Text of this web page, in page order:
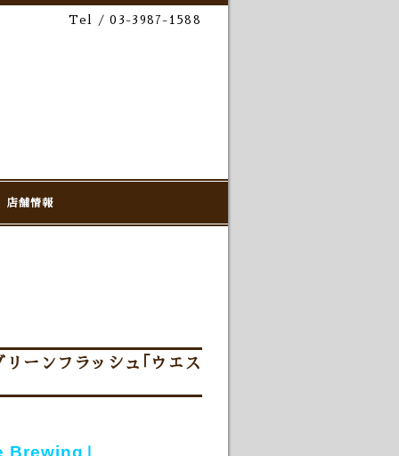
Tel / 03-3987-1588
店舗情報
ーンフラッシュ｢ウエス
Brewing｣